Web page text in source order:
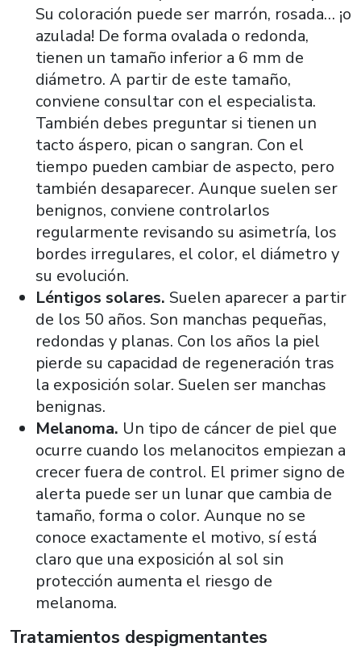
Su coloración puede ser marrón, rosada… ¡o
azulada! De forma ovalada o redonda,
tienen un tamaño inferior a 6 mm de
diámetro. A partir de este tamaño,
conviene consultar con el especialista.
También debes preguntar si tienen un
tacto áspero, pican o sangran. Con el
tiempo pueden cambiar de aspecto, pero
también desaparecer. Aunque suelen ser
benignos, conviene controlarlos
regularmente revisando su asimetría, los
bordes irregulares, el color, el diámetro y
su evolución.
Léntigos solares. Suelen aparecer a partir
de los 50 años. Son manchas pequeñas,
redondas y planas. Con los años la piel
pierde su capacidad de regeneración tras
la exposición solar. Suelen ser manchas
benignas.
Melanoma. Un tipo de cáncer de piel que
ocurre cuando los melanocitos empiezan a
crecer fuera de control. El primer signo de
alerta puede ser un lunar que cambia de
tamaño, forma o color. Aunque no se
conoce exactamente el motivo, sí está
claro que una exposición al sol sin
protección aumenta el riesgo de
melanoma.
Tratamientos despigmentantes